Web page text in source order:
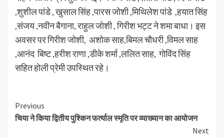
,शुशील पांडे , खुसाल सिंह ,पारस जोशी ,मिथिलेश पांडे ,हयात सिंह
,संजय ,नवीन बैगाना, राहुल जोशी , गिरीश भट्ट ने शमा बाधा। इस
अवसर पर गिरीश जोशी, अशोक साह,बिमल चौधरी ,विमल साह
,आनंद बिष्ट ,हरीश राणा ,डीके शर्मा ,ललित साह, गोविंद सिंह
सहित होली प्रेमी उपस्थित रहे।
Continue
Reading
Previous
चिया ने किया द्वितीय पुश्किन फर्त्याल स्मृति पर व्याख्यान का आयोजन
Next